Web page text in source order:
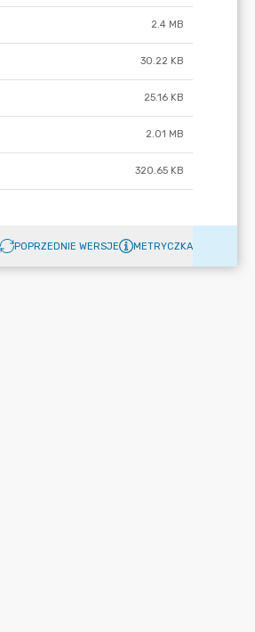
2.4 MB
30.22 KB
25.16 KB
2.01 MB
320.65 KB
POPRZEDNIE WERSJE METRYCZKA